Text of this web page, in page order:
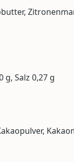
g, Salz 0,27 g